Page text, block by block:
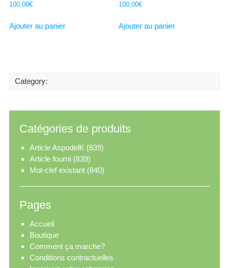
100,00€
Ajouter au panier
100,00€
Ajouter au panier
Category:
Catégories de produits
Article AspodelK (839)
Article fourni (839)
Mot-clef existant (840)
Pages
Accueil
Boutique
Comment ça marche?
Conditions contractuelles